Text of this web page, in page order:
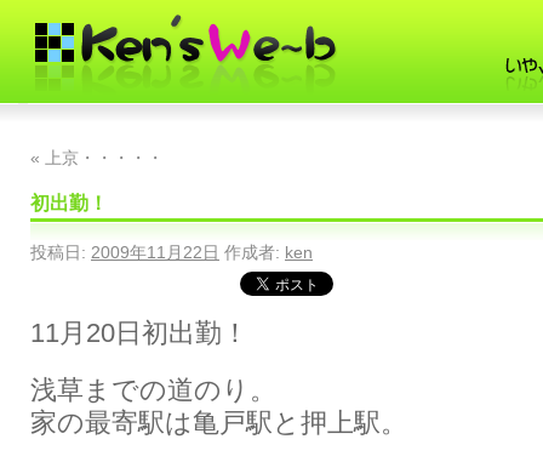
« 上京・・・・・
初出勤！
投稿日: 2009年11月22日 作成者: ken
11月20日初出勤！
浅草までの道のり。
家の最寄駅は亀戸駅と押上駅。